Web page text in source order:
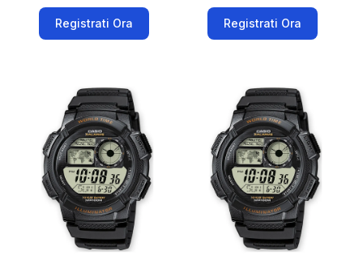
Registrati Ora Registrati Ora